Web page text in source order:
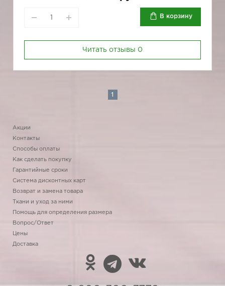
В корзину
Читать отзывы 0
1
Акции
Контакты
Способы оплаты
Как сделать покупку
Гарантийные сроки
Система дисконтных карт
Возврат и замена товара
Ткани и уход за ними
Помощь для определения размера
Вопрос/Ответ
Цены
Доставка